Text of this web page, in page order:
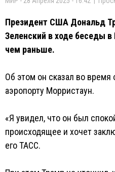
Президент США Дональд
Зеленский в ходе беседы
чем раньше.
Об этом он сказал во
аэропорту Морристаун.
«Я увидел, что он был
происходящее и хочет
его ТАСС.